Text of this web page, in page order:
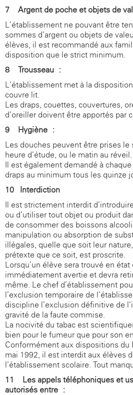
7 - Argent de poche et objets de
L’établissement ne pouvant être
sommes d’argent ou objets de
élèves, il est recommandé aux
disposition que le strict minimum.
8 - Trousseau :
L’établissement met à la
couvre-lit.
Les draps, couettes, couvertures,
d’oreiller doivent être apportés par
9 - Hygiène :
Les douches peuvent être prises le
heure d’étude, ou le matin au réveil.
Il est également demandé à
draps au minimum tous les quinze
10 - Interdiction
Il est strictement interdit
ou d’utiliser tout objet ou produit
de consommer des boissons
manipulation ou absorption de
illégales, quelle que soit leur
prétexte que ce soit, est proscrite.
Lorsqu’un élève sera trouvé en
immédiatement avertie et devra
même. Le chef d’établissement
l’exclusion temporaire de
discipline l’exclusion définitive de
gravité de la faute commise.
La nocivité du tabac est
bien pour le fumeur que pour son
Conformément aux dispositions du
mai 1992, il est interdit aux élèves
l’établissement scolaire. Tout
11 - Les appels téléphoniques et
autorisés entre :